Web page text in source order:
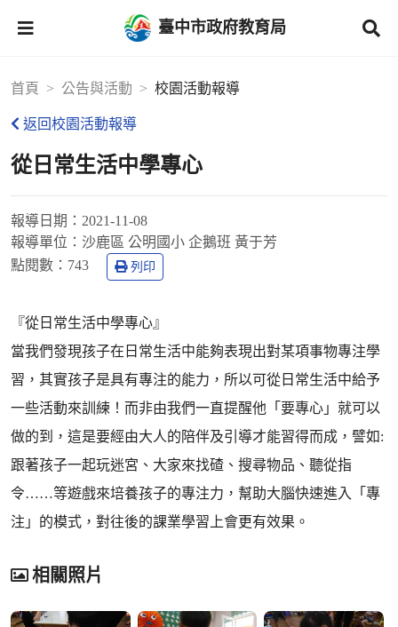
臺中市政府教育局
首頁 公告與活動 校園活動報導
返回校園活動報導
從日常生活中學專心
報導日期： 2021-11-08
報導單位： 沙鹿區 公明國小 企鵝班 黃于芳
點閱數： 743 列印
『從日常生活中學專心』
當我們發現孩子在日常生活中能夠表現出對某項事物專注學
習，其實孩子是具有專注的能力，所以可從日常生活中給予
一些活動來訓練！而非由我們一直提醒他「要專心」就可以
做的到，這是要經由大人的陪伴及引導才能習得而成，譬如:
跟著孩子一起玩迷宮、大家來找碴、搜尋物品、聽從指
令……等遊戲來培養孩子的專注力，幫助大腦快速進入「專
注」的模式，對往後的課業學習上會更有效果。
相關照片